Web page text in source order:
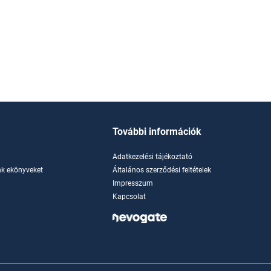
ekönyveket
További információk
Adatkezelési tájékoztató
Általános szerződési feltételek
Impresszum
Kapcsolat